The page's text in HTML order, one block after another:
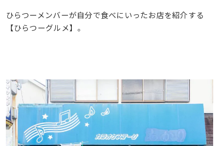
ひらつーメンバーが自分で食べにいったお店を紹介する
【ひらつーグルメ】。